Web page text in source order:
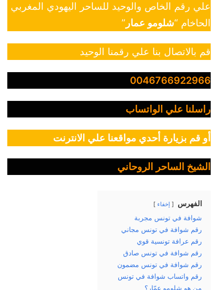
علي رقم الخاص والوحيد للساحر اليهودي المغربي
الحاخام “شلومو عمار ”
قم بالاتصال بنا علي رقمنا الوحيد
0046766922966
راسلنا علي الواتساب
أو قم بزيارة أحدي مواقعنا علي الانترنت
الشيخ الساحر الروحاني
الفهرس إخفاء
شوافة في تونس مجربة
رقم شوافة في تونس مجاني
رقم عرافة تونسية قوي
رقم شوافة في تونس صادق
رقم شوافة في تونس مضمون
رقم واتساب شوافة في تونس
من هو شلومو عمّار؟